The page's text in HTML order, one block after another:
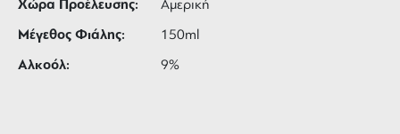
Χώρα Προέλευσης: Αμερική
Μέγεθος Φιάλης: 150ml
Αλκοόλ: 9%